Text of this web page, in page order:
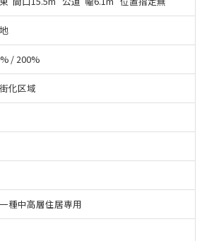
/ 200%
化区域
種中高層住居専用